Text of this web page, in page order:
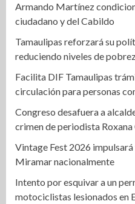
Armando Martínez
ciudadano y del Cabildo
Tamaulipas reforzará su
reduciendo niveles de
Facilita DIF Tamaulipas
circulación para personas
Congreso desafuera a
crimen de periodista Roxana
Vintage Fest 2026
Miramar nacionalmente
Intento por esquivar a un
motociclistas lesionados en